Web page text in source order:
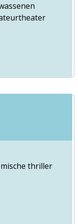
thriller